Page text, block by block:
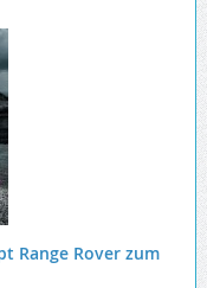
Range Rover zum